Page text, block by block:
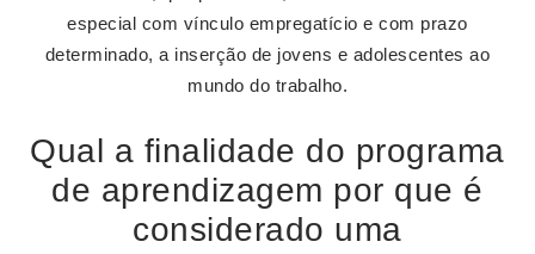
especial com vínculo empregatício e com prazo
determinado, a inserção de jovens e adolescentes ao
mundo do trabalho.
Qual a finalidade do programa
de aprendizagem por que é
considerado uma